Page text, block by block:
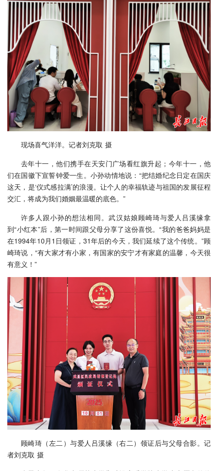
现场喜气洋洋。记者刘克取 摄
去年十一，他们携手在天安门广场看红旗升起；今年十一，他
们在国徽下宣誓钟爱一生。小孙动情地说：“把结婚纪念日定在国庆
这天，是‘仪式感拉满’的浪漫。让个人的幸福轨迹与祖国的发展征程
交汇，将成为我们婚姻最温暖的底色。”
许多人跟小孙的想法相同。武汉姑娘顾崎琦与爱人吕溪缘拿
到“小红本”后，第一时间跟父母分享了这份喜悦。“我的爸爸妈妈是
在1994年10月1日领证，31年后的今天，我们延续了这个传统。”顾
崎琦说，“有大家才有小家，有国家的安宁才有家庭的温馨，今天很
有意义！”
顾崎琦（左二）与爱人吕溪缘（右二）领证后与父母合影。记
者刘克取 摄